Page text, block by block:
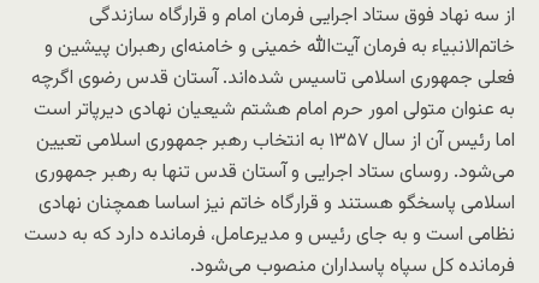
از سه نهاد فوق ستاد اجرایی فرمان امام و قرارگاه سازندگی
خاتم‌الانبیاء به فرمان آیت‌الله خمینی و خامنه‌ای رهبران پیشین و
فعلی جمهوری اسلامی تاسیس شده‌اند. آستان قدس رضوی اگرچه
به عنوان متولی امور حرم امام هشتم شیعیان نهادی دیرپاتر است
اما رئیس آن از سال ۱۳۵۷ به انتخاب رهبر جمهوری اسلامی تعیین
می‌شود. روسای ستاد اجرایی و آستان قدس تنها به رهبر جمهوری
اسلامی پاسخگو هستند و قرارگاه خاتم نیز اساسا همچنان نهادی
نظامی است و به جای رئیس و مدیرعامل، فرمانده دارد که به دست
فرمانده کل سپاه پاسداران منصوب می‌شود.